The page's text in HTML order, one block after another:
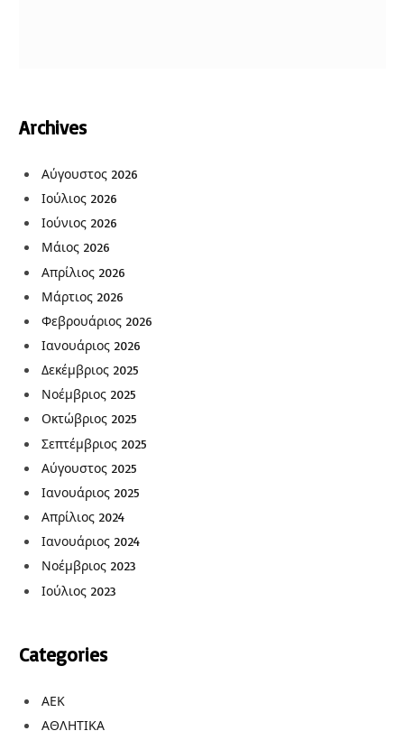
Archives
Αύγουστος 2026
Ιούλιος 2026
Ιούνιος 2026
Μάιος 2026
Απρίλιος 2026
Μάρτιος 2026
Φεβρουάριος 2026
Ιανουάριος 2026
Δεκέμβριος 2025
Νοέμβριος 2025
Οκτώβριος 2025
Σεπτέμβριος 2025
Αύγουστος 2025
Ιανουάριος 2025
Απρίλιος 2024
Ιανουάριος 2024
Νοέμβριος 2023
Ιούλιος 2023
Categories
ΑΕΚ
ΑΘΛΗΤΙΚΑ